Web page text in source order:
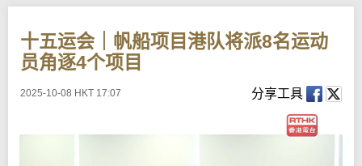
c
十五运会｜帆船项目港队将派8名运动
员角逐4个项目
2025-10-08 HKT 17:07 分享工具